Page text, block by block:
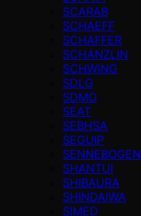
SCARAB
SCHAEFF
SCHAFFER
SCHANZLIN
SCHWING
SDLG
SDMO
SEAT
SEBHSA
SEGUIP
SENNEBOGEN
SHANTUI
SHIBAURA
SHINDAIWA
SIMED